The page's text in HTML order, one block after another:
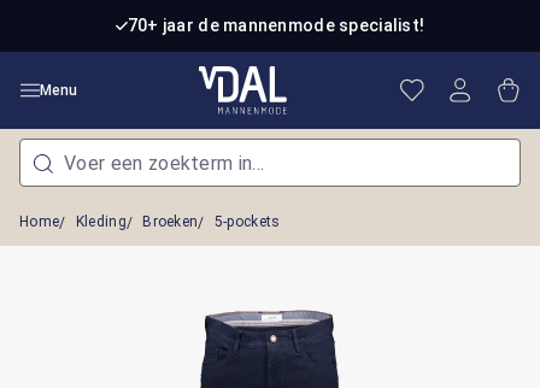
Ga naar de hoofdinhoud70+ jaar de mannenmode specialist!
Menu Je hebt 0
Home Kleding Broeken 5-pockets